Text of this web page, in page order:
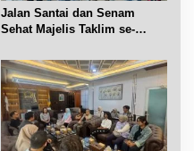
Jalan Santai dan Senam
Sehat Majelis Taklim se-